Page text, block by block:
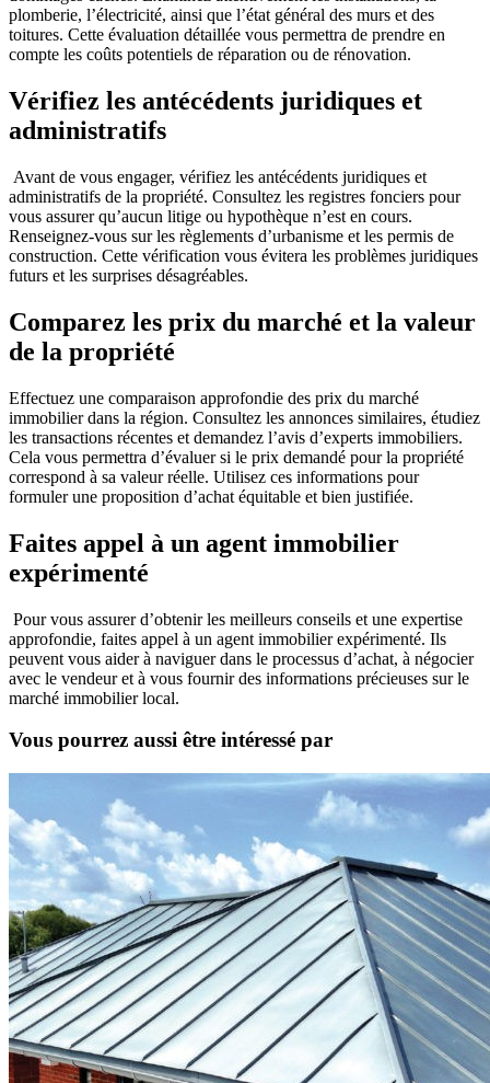
plomberie, l’électricité, ainsi que l’état général des murs et des
toitures. Cette évaluation détaillée vous permettra de prendre en
compte les coûts potentiels de réparation ou de rénovation.
Vérifiez les antécédents juridiques et
administratifs
Avant de vous engager, vérifiez les antécédents juridiques et
administratifs de la propriété. Consultez les registres fonciers pour
vous assurer qu’aucun litige ou hypothèque n’est en cours.
Renseignez-vous sur les règlements d’urbanisme et les permis de
construction. Cette vérification vous évitera les problèmes juridiques
futurs et les surprises désagréables.
Comparez les prix du marché et la valeur
de la propriété
Effectuez une comparaison approfondie des prix du marché
immobilier dans la région. Consultez les annonces similaires, étudiez
les transactions récentes et demandez l’avis d’experts immobiliers.
Cela vous permettra d’évaluer si le prix demandé pour la propriété
correspond à sa valeur réelle. Utilisez ces informations pour
formuler une proposition d’achat équitable et bien justifiée.
Faites appel à un agent immobilier
expérimenté
Pour vous assurer d’obtenir les meilleurs conseils et une expertise
approfondie, faites appel à un agent immobilier expérimenté. Ils
peuvent vous aider à naviguer dans le processus d’achat, à négocier
avec le vendeur et à vous fournir des informations précieuses sur le
marché immobilier local.
Vous pourrez aussi être intéressé par